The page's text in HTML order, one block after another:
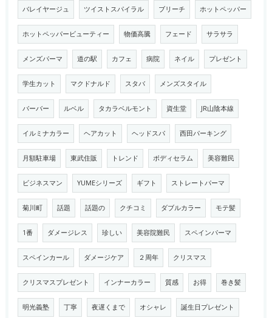
バレイヤージュ ツイストスパイラル ブリーチ ホットペッパー
ホットペッパービューティー 物価高騰 フェード サラサラ
メンズパーマ 道の駅 カフェ 病院 ネイル プレゼント
学生カット マクドナルド スタバ メンズスタイル
バーバー ルベル タカラベルモント 資生堂 JR山陰本線
イルミナカラー ヘアカット ヘッドスパ 西田パーキング
月額駐車場 東武住販 トレンド ボディセラム 美容難民
ビジネスマン YUMEシリーズ ギフト ストレートパーマ
菊川町 話題 話題の クチコミ ダブルカラー モテ髪
1番 ダメージレス 珍しい 美容院難民 スペインパーマ
スペインカール ダメージケア ２周年 クリスマス
クリスマスプレゼント インナーカラー 質感 お得 巻き髪
明光義塾 丁寧 夜遅くまで オシャレ 誕生日プレゼント